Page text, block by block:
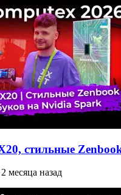
стильные
2 месяца назад